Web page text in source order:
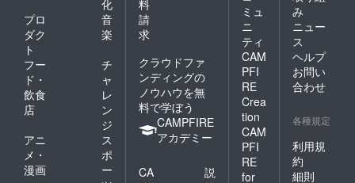
化
プロ
ダク
ト
音
楽
フー
ド・
飲食
店
チ
ャ
レ
ン
ジ
アニ
メ・
漫画
ス
ポ
ー
料
請
求
クラウドファ
ンディングの
ノウハウを無
料で学ぼう
CAMPFIRE
アカデミー
CA
説
ミュ
ニ
ティ
CAM
PFI
RE
Crea
tion
CAM
PFI
RE
for
み
ニュー
ス
ヘルプ
お問い
合わせ
各種規定
利用規
約
細則